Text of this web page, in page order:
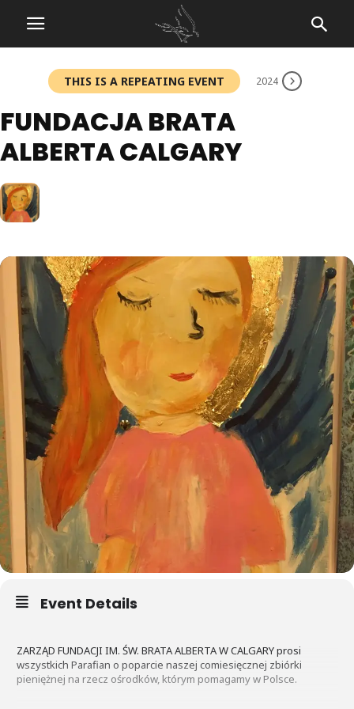
THIS IS A REPEATING EVENT 2024
FUNDACJA BRATA
ALBERTA CALGARY
Event Details
ZARZĄD FUNDACJI IM. ŚW. BRATA ALBERTA W CALGARY prosi
wszystkich Parafian o poparcie naszej comiesięcznej zbiórki
pieniężnej na rzecz ośrodków, którym pomagamy w Polsce.